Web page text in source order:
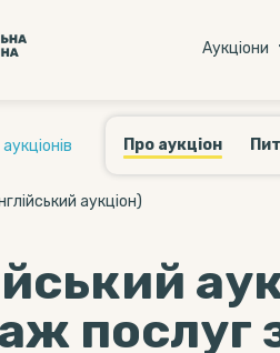
Аукцiони
Про аукціон
аукціон)
послуг